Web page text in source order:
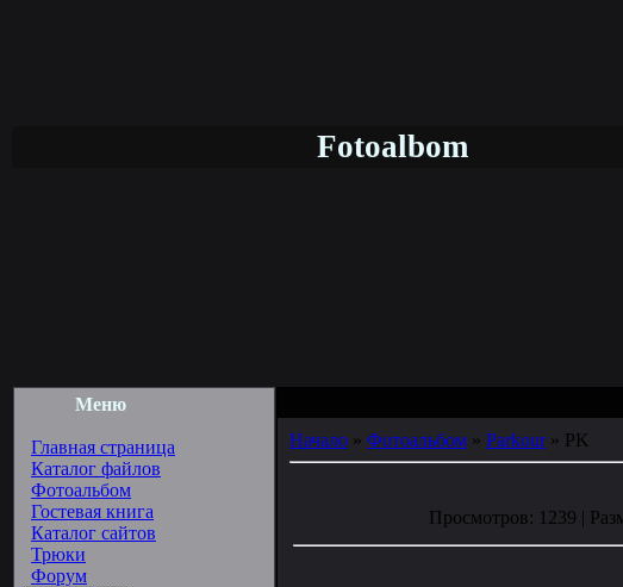
Fotoalbom
Меню
Главная страница
Каталог файлов
Фотоальбом
Гостевая книга
Каталог сайтов
Трюки
Форум
Начало » Фотоальбом » Parkour» PK
Просмотров: 1239 |